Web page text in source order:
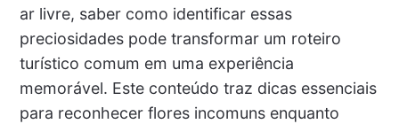
ar livre, saber como identificar essas
preciosidades pode transformar um roteiro
turístico comum em uma experiência
memorável. Este conteúdo traz dicas essenciais
para reconhecer flores incomuns enquanto